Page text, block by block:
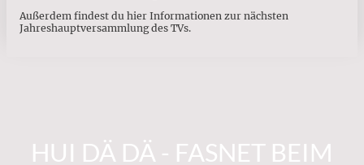
Außerdem findest du hier Informationen zur nächsten
Jahreshauptversammlung des TVs.
HUI DÄ DÄ - FASNET BEIM